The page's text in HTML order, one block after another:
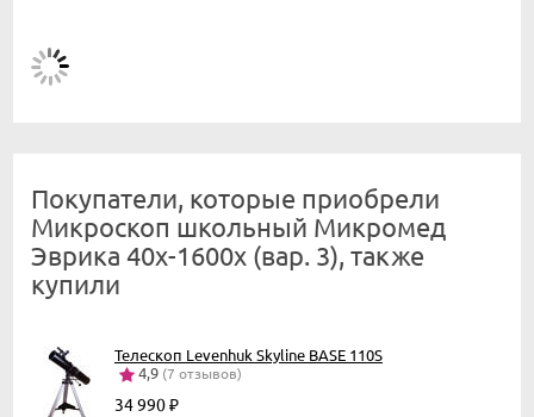
Покупатели, которые приобрели
Микроскоп школьный Микромед
Эврика 40х-1600х (вар. 3), также
купили
Телескоп Levenhuk Skyline BASE 110S
4,9 (7 отзывов)
34 990₽